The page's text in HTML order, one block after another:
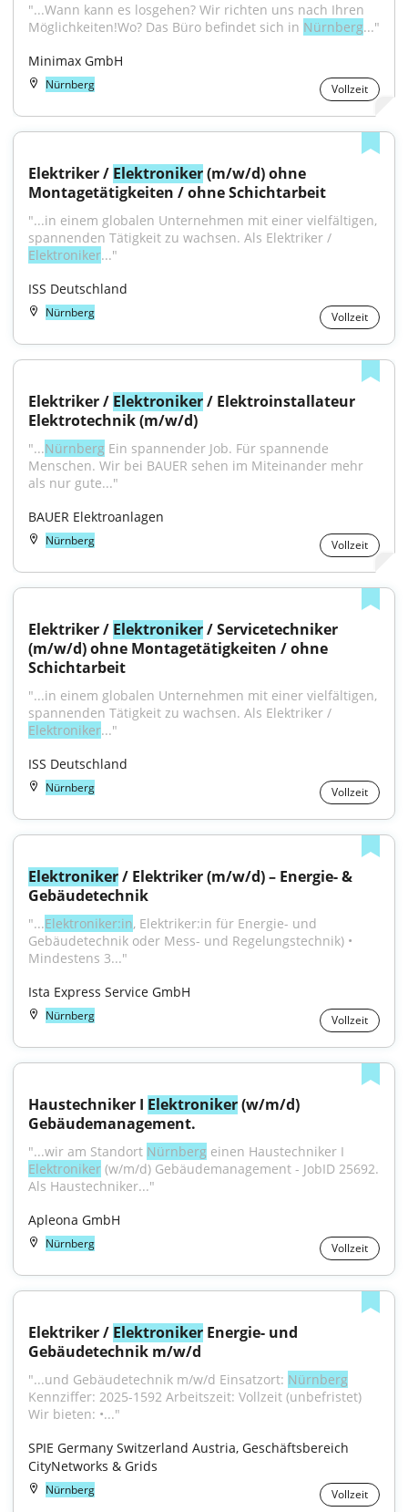
"...Wann kann es losgehen? Wir richten uns nach Ihren
Möglichkeiten!Wo? Das Büro befindet sich in Nürnberg..."
Minimax GmbH
Nürnberg Vollzeit
Elektriker / Elektroniker (m/w/d) ohne
Montagetätigkeiten / ohne Schichtarbeit
"...in einem globalen Unternehmen mit einer vielfältigen,
Elektroniker..."
ISS Deutschland
Nürnberg Vollzeit
Elektriker / Elektroniker / Elektroinstallateur
Elektrotechnik (m/w/d)
"...Nürnberg Ein spannender Job. Für spannende
Menschen. Wir bei BAUER sehen im Miteinander mehr
als nur gute..."
BAUER Elektroanlagen
Nürnberg Vollzeit
Elektriker / Elektroniker / Servicetechniker
(m/w/d) ohne Montagetätigkeiten / ohne
Schichtarbeit
"...in einem globalen Unternehmen mit einer vielfältigen,
Elektroniker..."
ISS Deutschland
Nürnberg Vollzeit
Elektroniker / Elektriker (m/w/d) – Energie- &
Gebäudetechnik
"...Elektroniker:in, Elektriker:in für Energie- und
Gebäudetechnik oder Mess- und Regelungstechnik) •
Mindestens 3..."
Ista Express Service GmbH
Nürnberg Vollzeit
Haustechniker I Elektroniker (w/m/d)
Gebäudemanagement.
"...wir am Standort Nürnberg
Elektroniker (w/m/d) Gebäudemanagement - JobID 25692.
Als Haustechniker..."
Apleona GmbH
Nürnberg Vollzeit
Elektriker / Elektroniker Energie- und
Gebäudetechnik m/w/d
"...und Gebäudetechnik m/w/d Einsatzort: Nürnberg
Kennziffer: 2025-1592 Arbeitszeit: Vollzeit (unbefristet)
Wir bieten: •..."
SPIE Germany Switzerland Austria, Geschäftsbereich
CityNetworks & Grids
Nürnberg Vollzeit